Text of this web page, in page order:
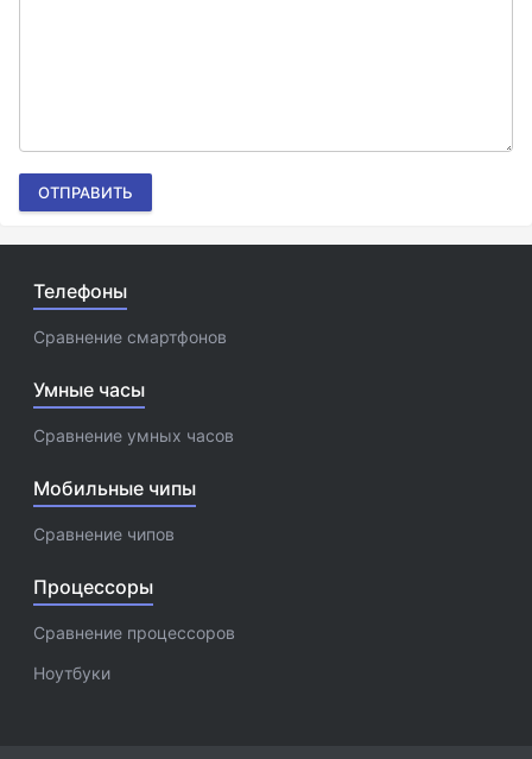
ОТПРАВИТЬ
Телефоны
Сравнение смартфонов
Умные часы
Сравнение умных часов
Мобильные чипы
Сравнение чипов
Процессоры
Сравнение процессоров
Ноутбуки